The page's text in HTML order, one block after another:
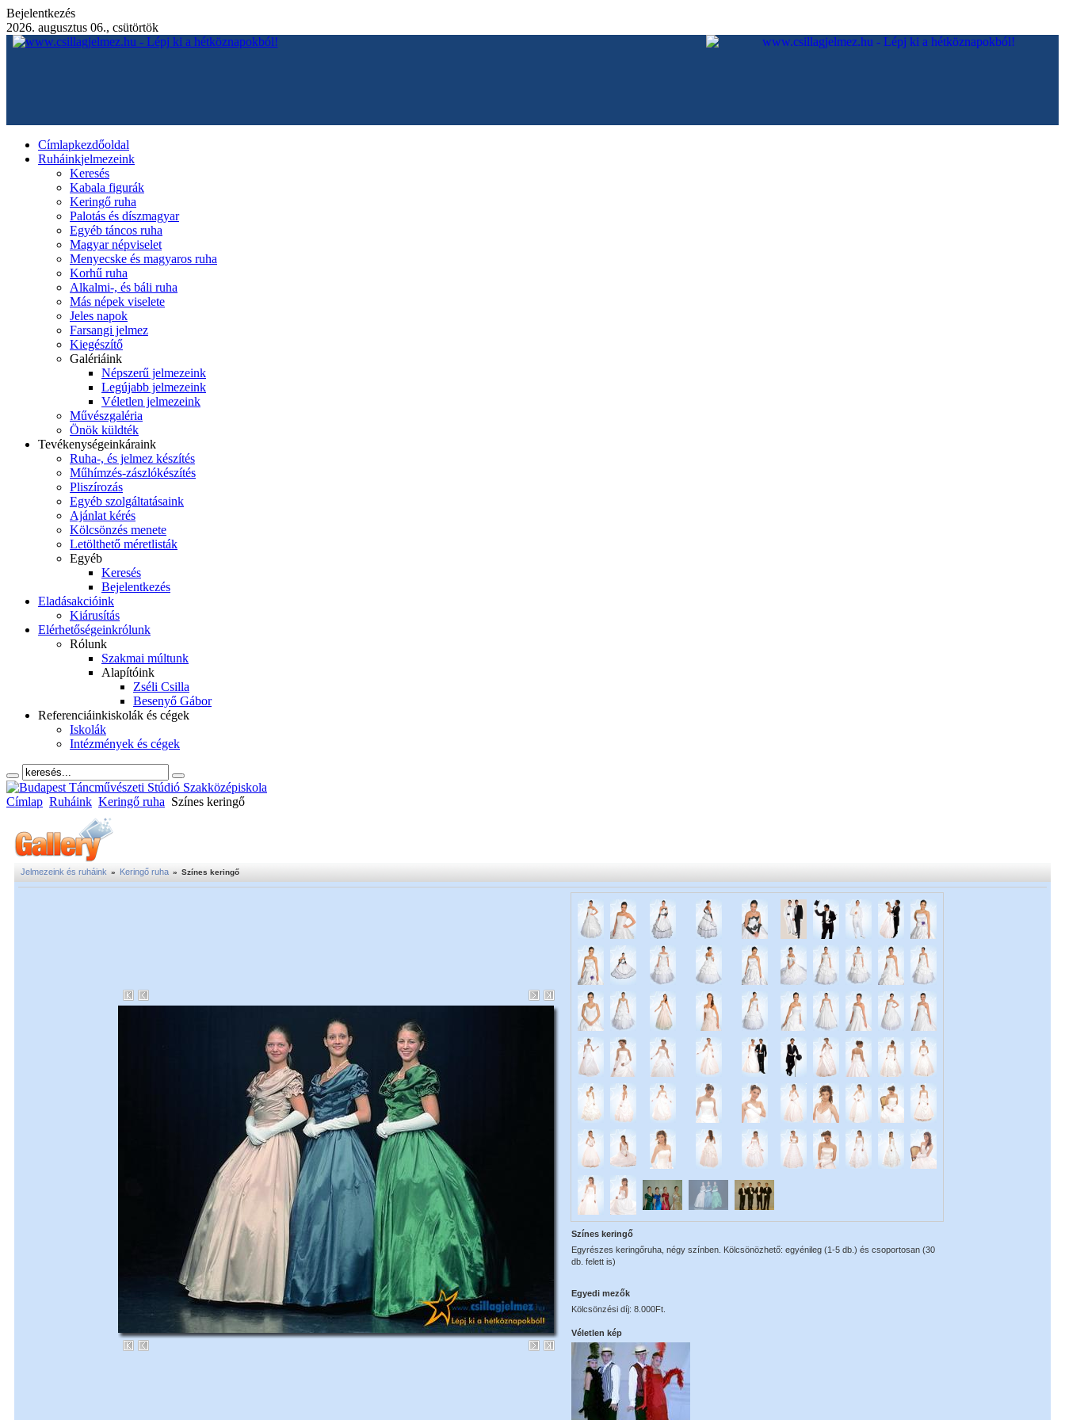
Bejelentkezés
2026. augusztus 06., csütörtök
Címlapkezdőoldal
Ruháinkjelmezeink
Keresés
Kabala figurák
Keringő ruha
Palotás és díszmagyar
Egyéb táncos ruha
Magyar népviselet
Menyecske és magyaros ruha
Korhű ruha
Alkalmi-, és báli ruha
Más népek viselete
Jeles napok
Farsangi jelmez
Kiegészítő
Galériáink
Népszerű jelmezeink
Legújabb jelmezeink
Véletlen jelmezeink
Művészgaléria
Önök küldték
Tevékenységeinkáraink
Ruha-, és jelmez készítés
Műhímzés-zászlókészítés
Pliszírozás
Egyéb szolgáltatásaink
Ajánlat kérés
Kölcsönzés menete
Letölthető méretlisták
Egyéb
Keresés
Bejelentkezés
Eladásakcióink
Kiárusítás
Elérhetőségeinkrólunk
Rólunk
Szakmai múltunk
Alapítóink
Zséli Csilla
Besenyő Gábor
Referenciáinkiskolák és cégek
Iskolák
Intézmények és cégek
Címlap Ruháink Keringő ruha Színes keringő
Jelmezeink és ruháink » Keringő ruha » Színes keringő
Színes keringő
Egyrészes keringőruha, négy színben. Kölcsönözhető: egyénileg (1-5 db.) és csoportosan (30
db. felett is)
Egyedi mezők
Kölcsönzési díj: 8.000Ft.
Véletlen kép